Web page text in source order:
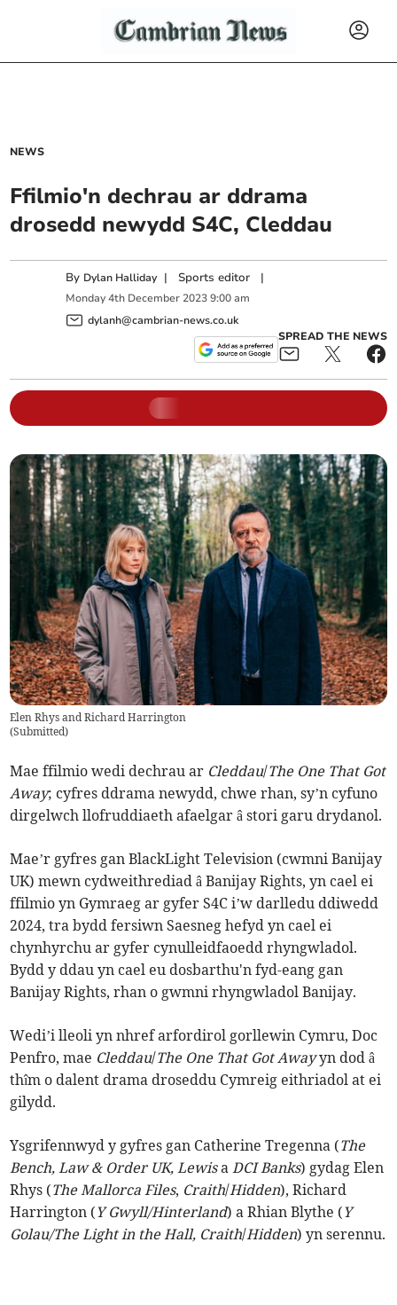
NEWS
Ffilmio'n dechrau ar ddrama
drosedd newydd S4C, Cleddau
By Dylan Halliday | Sports editor |
Monday 4th December 2023 9:00 am
dylanh@cambrian-news.co.uk
SPREAD THE NEWS
Elen Rhys and Richard Harrington
(Submitted)
Mae ffilmio wedi dechrau ar Cleddau/The One That Got
Away; cyfres ddrama newydd, chwe rhan, sy’n cyfuno
dirgelwch llofruddiaeth afaelgar â stori garu drydanol.
Mae’r gyfres gan BlackLight Television (cwmni Banijay
UK) mewn cydweithrediad â Banijay Rights, yn cael ei
ffilmio yn Gymraeg ar gyfer S4C i’w darlledu ddiwedd
2024, tra bydd fersiwn Saesneg hefyd yn cael ei
chynhyrchu ar gyfer cynulleidfaoedd rhyngwladol.
Bydd y ddau yn cael eu dosbarthu'n fyd-eang gan
Banijay Rights, rhan o gwmni rhyngwladol Banijay.
Wedi’i lleoli yn nhref arfordirol gorllewin Cymru, Doc
Penfro, mae Cleddau/The One That Got Awayyn dod â
thîm o dalent drama droseddu Cymreig eithriadol at ei
gilydd.
Ysgrifennwyd y gyfres gan Catherine Tregenna (The
Bench, Law & Order UK, LewisaDCI Banks) gydag Elen
Rhys (The Mallorca Files, Craith/Hidden), Richard
Harrington (Y Gwyll/Hinterland) a Rhian Blythe (Y
Golau/The Light in the Hall, Craith/Hidden) yn serennu.